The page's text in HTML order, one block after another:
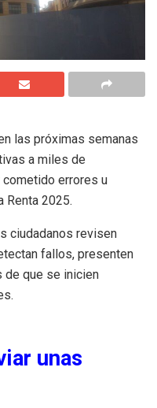
las próximas semanas
a miles de
errores u
Renta 2025.
ciudadanos revisen
fallos, presenten
de que se inicien
unas